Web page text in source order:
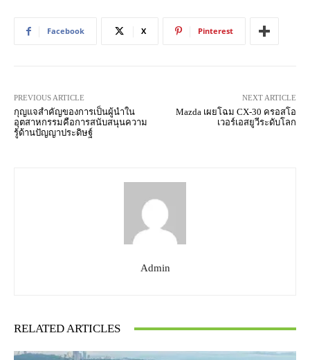
Facebook X Pinterest
PREVIOUS ARTICLE
กุญแจสำคัญของการเป็นผู้นำใน
อุตสาหกรรมคือการสนับสนุนความ
รู้ด้านปัญญาประดิษฐ์
NEXT ARTICLE
Mazda เผยโฉม CX-30 ครอสโอ
เวอร์เอสยูวีระดับโลก
Admin
RELATED ARTICLES